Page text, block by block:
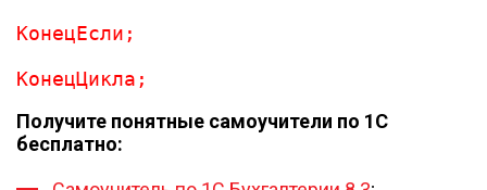
КонецЕсли ;
КонецЦикла ;
Получите понятные самоучители по 1С
бесплатно: